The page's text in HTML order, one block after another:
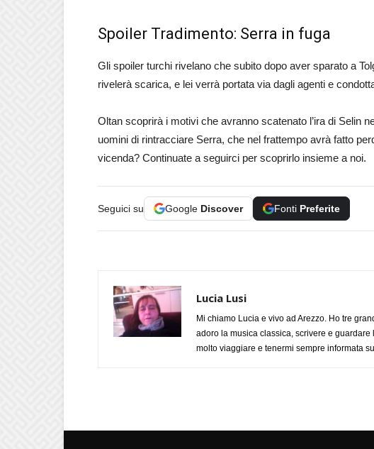
Spoiler Tradimento: Serra in fuga
Gli spoiler turchi rivelano che subito dopo aver sparato a
rivelerà scarica, e lei verrà portata via dagli agenti e
Oltan scoprirà i motivi che avranno scatenato l’ira di Selin
uomini di rintracciare Serra, che nel frattempo avrà fatto
vicenda? Continuate a seguirci per scoprirlo insieme a noi.
Seguici su Google Discover Fonti Preferite
Lucia Lusi
Mi chiamo Lucia e vivo ad Arezzo. Ho tre
adoro la musica classica, scrivere e
molto viaggiare e tenermi sempre informata su